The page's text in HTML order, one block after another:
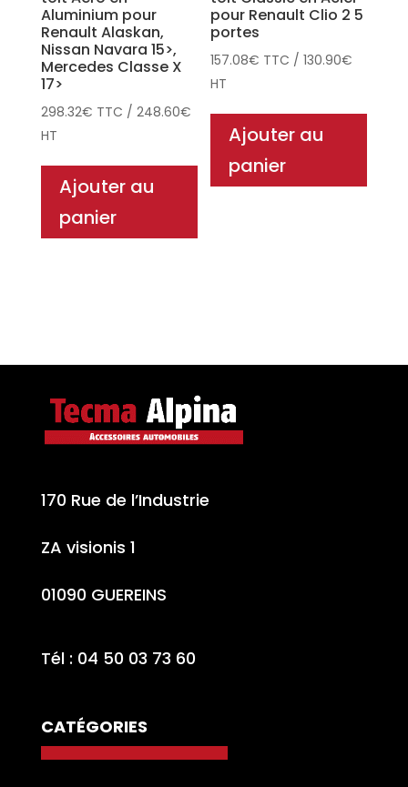
Aluminium pour
Renault Alaskan,
Nissan Navara 15>,
Mercedes Classe X
17>
298.32€ TTC / 248.60€
HT
Ajouter au
panier
pour Renault Clio 2 5
portes
157.08€ TTC /130.90€
HT
Ajouter au
panier
170 Rue de l’Industrie
ZA visionis 1
01090 GUEREINS
Tél : 04 50 03 73 60
CATÉGORIES